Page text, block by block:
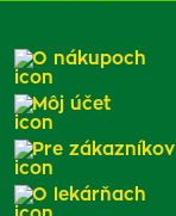
O nákupoch
Môj účet
Pre zákazníkov
O lekárňach